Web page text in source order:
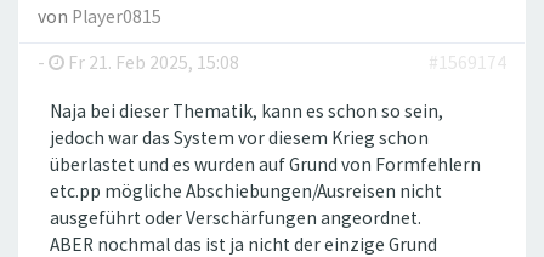
von Player0815
-
Fr 21. Feb 2025, 15:08 #1569174
Naja bei dieser Thematik, kann es schon so sein,
jedoch war das System vor diesem Krieg schon
überlastet und es wurden auf Grund von Formfehlern
etc.pp mögliche Abschiebungen/Ausreisen nicht
ausgeführt oder Verschärfungen angeordnet.
ABER nochmal das ist ja nicht der einzige Grund